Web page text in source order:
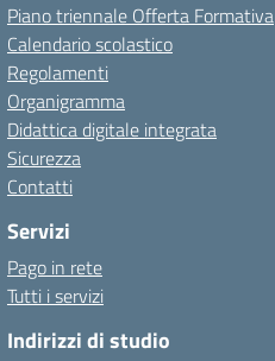
Piano triennale Offerta Formativa
Calendario scolastico
Regolamenti
Organigramma
Didattica digitale integrata
Sicurezza
Contatti
Servizi
Pago in rete
Tutti i servizi
Indirizzi di studio